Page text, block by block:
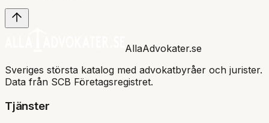
AllaAdvokater.se
Sveriges största katalog med advokatbyråer och jurister.
Data från SCB Företagsregistret.
Tjänster